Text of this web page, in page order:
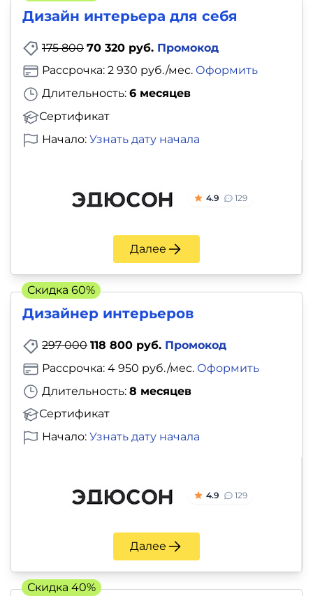
Дизайн интерьера для себя
175 800 70 320 руб. Промокод
Длительность: 6 месяцев
Сертификат
Рассрочка: 2 930 руб./мес. Оформить
Начало: Узнать дату начала
4.9 129
Далее
Дизайнер интерьеров
297 000 118 800 руб. Промокод
Длительность: 8 месяцев
Сертификат
Рассрочка: 4 950 руб./мес. Оформить
Начало: Узнать дату начала
4.9 129
Далее
Скидка 60%
Скидка 40%